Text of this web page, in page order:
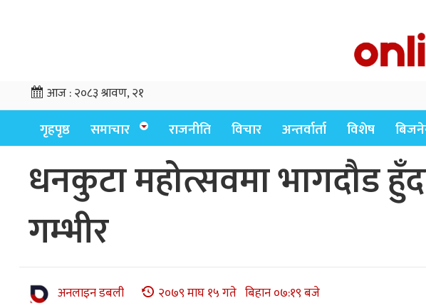
आज :२०८३ श्रावण, २१
गृहपृष्ठ समाचार राजनीति विचार अन्तर्वार्ता विशेष
धनकुटा महोत्सवमा भागदौड
गम्भीर
अनलाइन डबली २०७९ माघ १५ गते बिहान ०७:१९ बजे